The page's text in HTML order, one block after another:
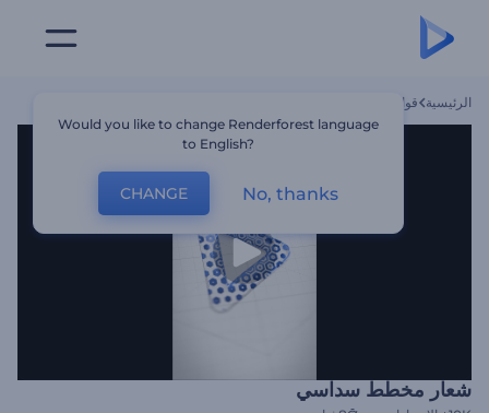
الرئيسية قوالب
شعار مخطط سداسي
Would you like to change Renderforest language
to English?
CHANGE No, thanks